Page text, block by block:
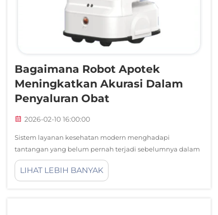
Bagaimana Robot Apotek
Meningkatkan Akurasi Dalam
Penyaluran Obat
2026-02-10 16:00:00
Sistem layanan kesehatan modern menghadapi
tantangan yang belum pernah terjadi sebelumnya dalam
pengelolaan obat, di mana kesalahan manusia dalam
penyaluran obat farmasi menimbulkan risiko signifikan
LIHAT LEBIH BANYAK